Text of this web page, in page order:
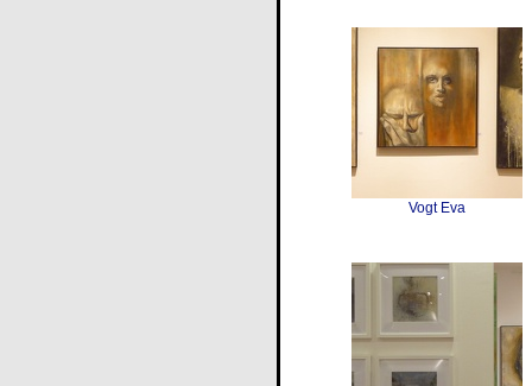
Vogt Eva